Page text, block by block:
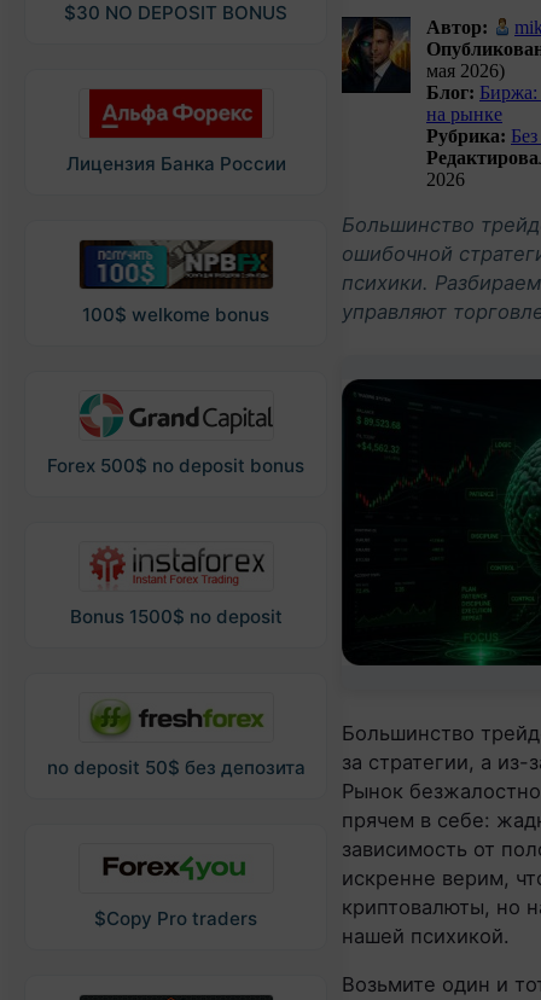
$30 NO DEPOSIT BONUS
Лицензия Банка России
100$ welkome bonus
Forex 500$ no deposit bonus
Bonus 1500$ no deposit
no deposit 50$ без депозита
$Copy Pro traders
Автор:
мая 2026)
Блог: Биржа:
на рынке
Рубрика:
2026
Большинство
ошибочной
психики.
управляют
Большинство
за стратегии, а
Рынок
прячем в себе:
зависимость от
искренне верим,
криптовалюты, но
нашей психикой.
Возьмите один и